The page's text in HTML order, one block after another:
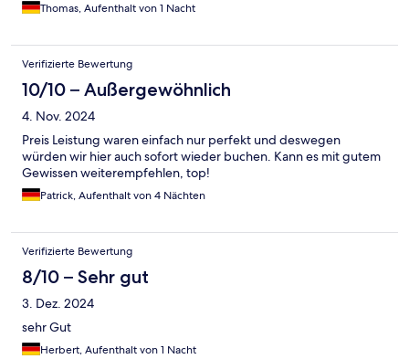
Thomas, Aufenthalt von 1 Nacht
Verifizierte Bewertung
10/10 – Außergewöhnlich
4. Nov. 2024
Preis Leistung waren einfach nur perfekt und deswegen
würden wir hier auch sofort wieder buchen. Kann es mit gutem
Gewissen weiterempfehlen, top!
Patrick, Aufenthalt von 4 Nächten
Verifizierte Bewertung
8/10 – Sehr gut
3. Dez. 2024
sehr Gut
Herbert, Aufenthalt von 1 Nacht